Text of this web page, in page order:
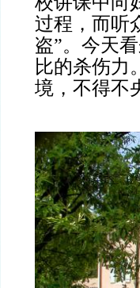
过程，而听
盗”。今天
比的杀伤力
境，不得不